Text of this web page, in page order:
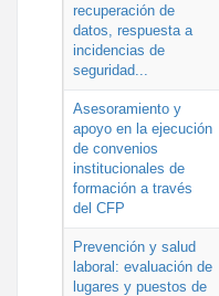
recuperación de
datos, respuesta a
incidencias de
seguridad...
Asesoramiento y
apoyo en la ejecución
de convenios
institucionales de
formación a través
del CFP
Prevención y salud
laboral: evaluación de
lugares y puestos de